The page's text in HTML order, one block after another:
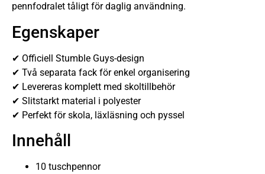
pennfodralet tåligt för daglig användning.
Egenskaper
✔ Officiell Stumble Guys-design
✔ Två separata fack för enkel organisering
✔ Levereras komplett med skoltillbehör
✔ Slitstarkt material i polyester
✔ Perfekt för skola, läxläsning och pyssel
Innehåll
10 tuschpennor